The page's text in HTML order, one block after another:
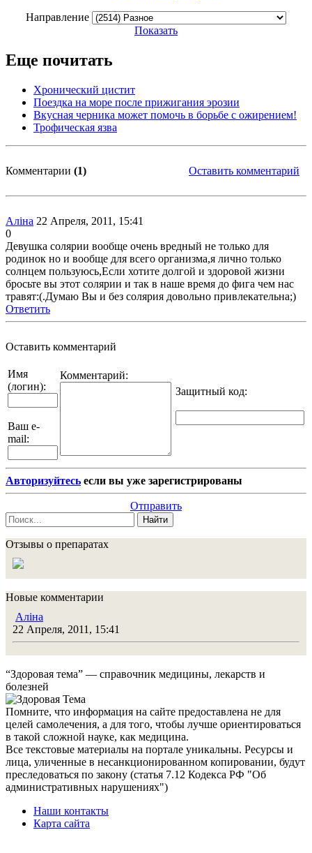
Направление
Показать
Еще почитать
Хронический цистит
Поездка на море после прижигания эрозии
Вкусная черника может помочь в борьбе с ожирением!
Трофическая язва
Оставить комментарий
Комментарии (1)
Алiна 22 Апреля, 2011, 15:41
0
Девушка солярии вообще очень вредный не только для
родинок но и вообще для всего организма,я лично только
солнцем пользуюсь,Если хотите долгой и здоровой жизни
бросьте вы этот солярии и так в наше время до фига чем нас
травят:(.Думаю Вы и без солярия довольно привлекательна;)
Ответить
Оставить комментарий
Имя
(логин):
Ваш e-
mail:
Комментарий:
Защитный код:
Авторизуйтесь если вы уже зарегистрированы
Отправить
Найти
Отзывы о препаратах
Новые комментарии
Алiна
22 Апреля, 2011, 15:41
“Здоровая тема” — справочник медицины, лекарств и
болезней
Помните, что информация на сайте предоставлена не для
целей самолечения, а для того, чтобы лучше ориентироваться
в такой сложной науке, как медицина.
Все текстовые материалы на портале уникальны. Ресурсы и
лица, уличенные в несанкционированном копировании, будут
преследоваться по закону (статья 7.12 Кодекса РФ "Об
административных нарушениях")
Наши контакты
Карта сайта